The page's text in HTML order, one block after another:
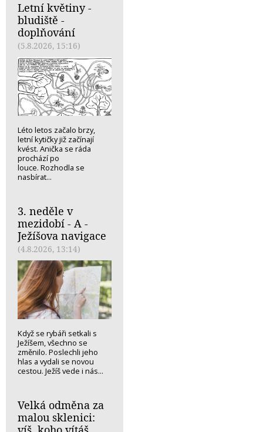
Letní květiny -
bludiště -
doplňování
(5.8.2026, 15:16)
Léto letos začalo brzy,
letní kytičky již začínají
kvést. Anička se ráda
prochází po
louce. Rozhodla se
nasbírat...
3. neděle v
mezidobí - A -
Ježíšova navigace
(4.8.2026, 13:14)
Když se rybáři setkali s
Ježíšem, všechno se
změnilo. Poslechli jeho
hlas a vydali se novou
cestou. Ježíš vede i nás...
Velká odměna za
malou sklenici: